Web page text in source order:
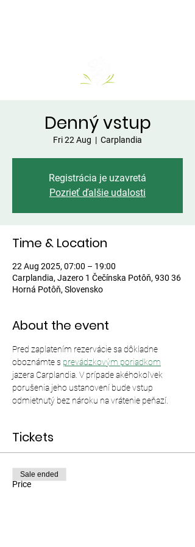
Denný vstup
Fri 22 Aug
  |
Carplandia
Registrácia je uzavretá
Pozrieť ďalšie udalosti
Time & Location
22 Aug 2025, 07:00 – 19:00
Carplandia, Jazero 1 Čečínska Potôň, 930 36
Horná Potôň, Slovensko
About the event
Pred zaplatením rezervácie sa dôkladne
oboznámte s prevádzkovým poriadkom
jazera Carplandia. V prípade akéhokoľvek
porušenia jeho ustanovení bude vstup
odmietnutý bez nároku na vrátenie peňazí.
Tickets
Price
Sale ended